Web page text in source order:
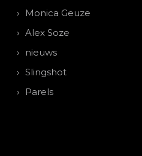
Monica Geuze
Alex Soze
nieuws
Slingshot
Parels